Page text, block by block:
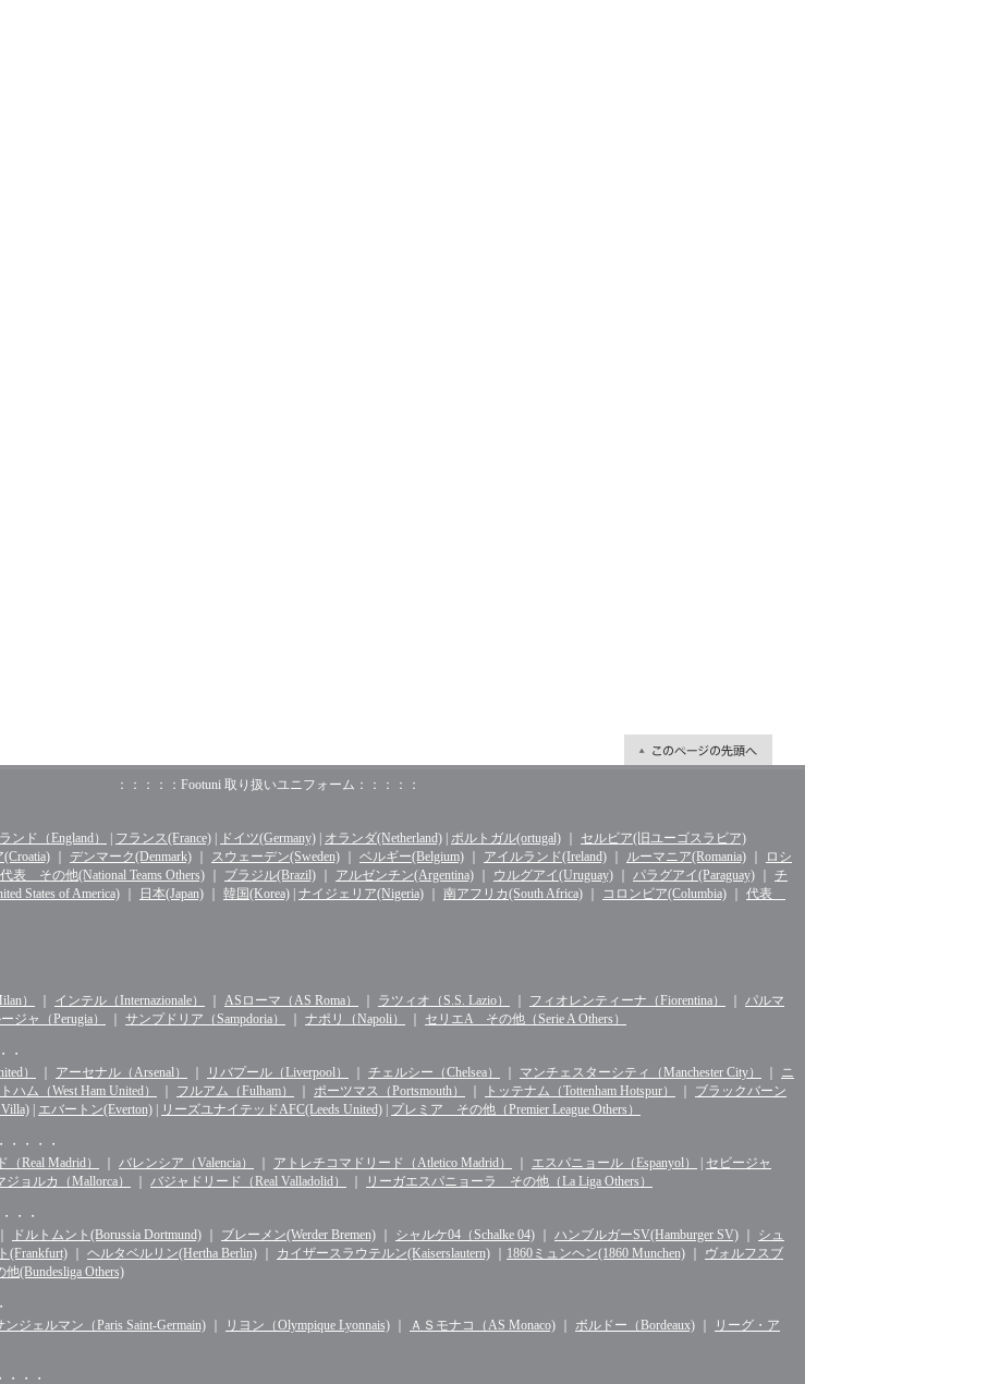
：：：：：Footuni 取り扱いユニフォーム：：：：：
ンド（England） フランス(France) ドイツ(Germany) オランダ(Netherland) ポルトガル(ortugal)
セルビア(旧ユーゴスラビア)
デンマーク(Denmark) スウェーデン(Sweden) ベルギー(Belgium) アイルランド(Ireland) ルーマニア(Romania)
ロシ
代表 その他(National Teams Others) ブラジル(Brazil) アルゼンチン(Argentina) ウルグアイ(Uruguay) パラグアイ(Paraguay)
チ
States of America) 日本(Japan) 韓国(Korea) ナイジェリア(Nigeria) 南アフリカ(South Africa) コロンビア(Columbia)
代表
） インテル（Internazionale） ASローマ（AS Roma） ラツィオ（S.S. Lazio） フィオレンティーナ（Fiorentina）
パルマ
ジャ（Perugia） サンプドリア（Sampdoria） ナポリ（Napoli） セリエA その他（Serie A Others）
・
）
アーセナル（Arsenal） リバプール（Liverpool） チェルシー（Chelsea） マンチェスターシティ（Manchester City）
ニ
ハム（West Ham United） フルアム（Fulham） ポーツマス（Portsmouth） トッテナム（Tottenham Hotspur）
ブラックバーン
エバートン(Everton) リーズユナイテッドAFC(Leeds United) プレミア その他（Premier League Others）
・・・・
Real Madrid） バレンシア（Valencia） アトレチコマドリード（Atletico Madrid） エスパニョール（Espanyol）
セビージャ
ジョルカ（Mallorca） バジャドリード（Real Valladolid） リーガエスパニョーラ その他（La Liga Others）
・・
ドルトムント(Borussia Dortmund) ブレーメン(Werder Bremen) シャルケ04（Schalke 04) ハンブルガーSV(Hamburger SV)
シュ
(Frankfurt) ヘルタベルリン(Hertha Berlin) カイザースラウテルン(Kaiserslautern) 1860ミュンヘン(1860 Munchen)
ヴォルフスブ
(Bundesliga Others)
ジェルマン（Paris Saint-Germain) リヨン（Olympique Lyonnais) ＡＳモナコ（AS Monaco) ボルドー（Bordeaux)
リーグ・ア
・・・